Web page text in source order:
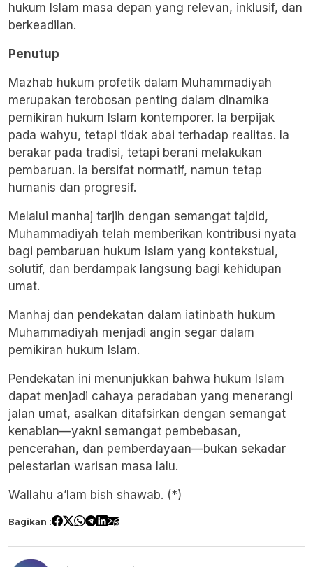
hukum Islam masa depan yang relevan, inklusif, dan
berkeadilan.
Penutup
Mazhab hukum profetik dalam Muhammadiyah
merupakan terobosan penting dalam dinamika
pemikiran hukum Islam kontemporer. Ia berpijak
pada wahyu, tetapi tidak abai terhadap realitas. Ia
berakar pada tradisi, tetapi berani melakukan
pembaruan. Ia bersifat normatif, namun tetap
humanis dan progresif.
Melalui manhaj tarjih dengan semangat tajdid,
Muhammadiyah telah memberikan kontribusi nyata
bagi pembaruan hukum Islam yang kontekstual,
solutif, dan berdampak langsung bagi kehidupan
umat.
Manhaj dan pendekatan dalam iatinbath hukum
Muhammadiyah menjadi angin segar dalam
pemikiran hukum Islam.
Pendekatan ini menunjukkan bahwa hukum Islam
dapat menjadi cahaya peradaban yang menerangi
jalan umat, asalkan ditafsirkan dengan semangat
kenabian—yakni semangat pembebasan,
pencerahan, dan pemberdayaan—bukan sekadar
pelestarian warisan masa lalu.
Wallahu a’lam bish shawab. (*)
Bagikan :